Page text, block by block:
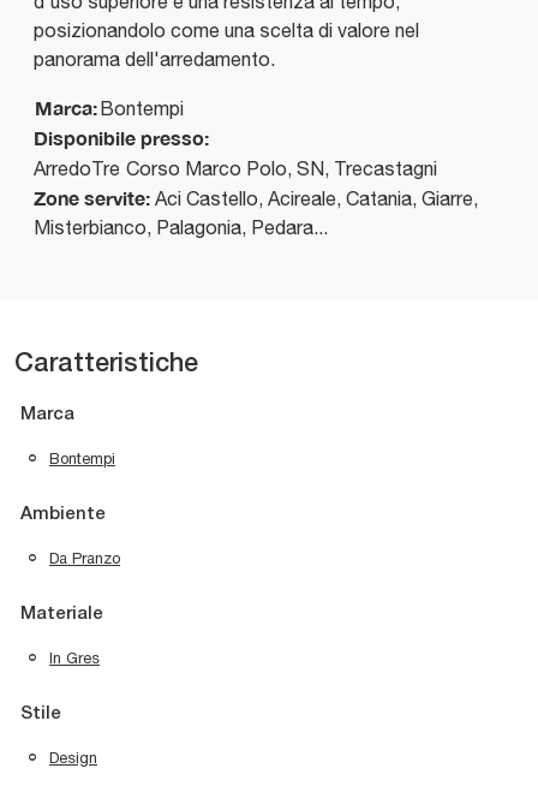
posizionandolo come una scelta di valore nel
panorama dell'arredamento.
Marca:Bontempi
Disponibile presso:
ArredoTre Corso Marco Polo, SN, Trecastagni
Zone servite: Aci Castello, Acireale, Catania, Giarre,
Misterbianco, Palagonia, Pedara...
Caratteristiche
Marca
Bontempi
Ambiente
Da Pranzo
Materiale
In Gres
Stile
Design